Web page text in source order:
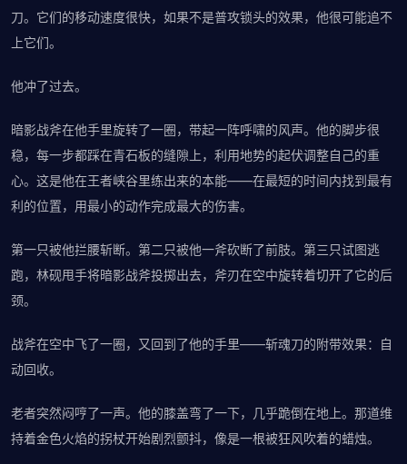
刀。它们的移动速度很快，如果不是普攻锁头的效果，他很可能追不
上它们。
他冲了过去。
暗影战斧在他手里旋转了一圈，带起一阵呼啸的风声。他的脚步很
稳，每一步都踩在青石板的缝隙上，利用地势的起伏调整自己的重
心。这是他在王者峡谷里练出来的本能——在最短的时间内找到最有
利的位置，用最小的动作完成最大的伤害。
第一只被他拦腰斩断。第二只被他一斧砍断了前肢。第三只试图逃
跑，林砚甩手将暗影战斧投掷出去，斧刃在空中旋转着切开了它的后
颈。
战斧在空中飞了一圈，又回到了他的手里——斩魂刀的附带效果：自
动回收。
老者突然闷哼了一声。他的膝盖弯了一下，几乎跪倒在地上。那道维
持着金色火焰的拐杖开始剧烈颤抖，像是一根被狂风吹着的蜡烛。